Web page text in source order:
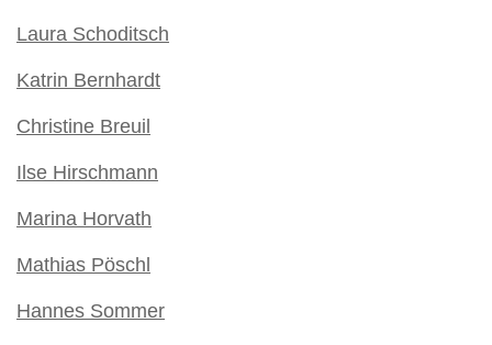
Laura Schoditsch
Katrin Bernhardt
Christine Breuil
Ilse Hirschmann
Marina Horvath
Mathias Pöschl
Hannes Sommer